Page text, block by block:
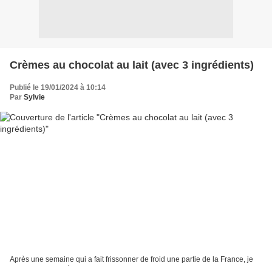
Crèmes au chocolat au lait (avec 3 ingrédients)
Publié le 19/01/2024 à 10:14
Par Sylvie
Après une semaine qui a fait frissonner de froid une partie de la France, je